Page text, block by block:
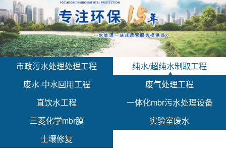
市政污水处理处理工程
纯水/超纯水制取工程
废水-中水回用工程
废气处理工程
直饮水工程
一体化mbr污水处理设备
三菱化学mbr膜
实验室废水
土壤修复